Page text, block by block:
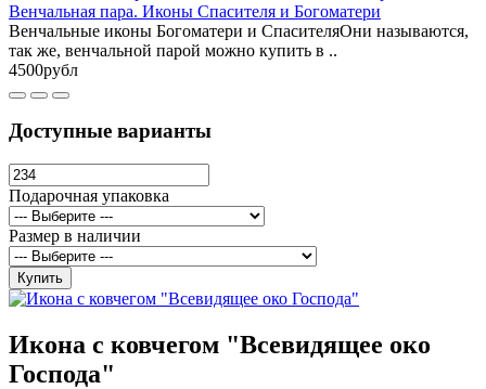
Венчальная пара. Иконы Спасителя и Богоматери
Венчальные иконы Богоматери и СпасителяОни называются,
так же, венчальной парой можно купить в ..
4500рубл
Доступные варианты
Подарочная упаковка
Размер в наличии
Купить
Икона с ковчегом "Всевидящее око
Господа"